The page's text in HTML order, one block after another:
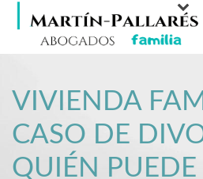
VIVIENDA
CASO DE
QUIÉN PUEDE